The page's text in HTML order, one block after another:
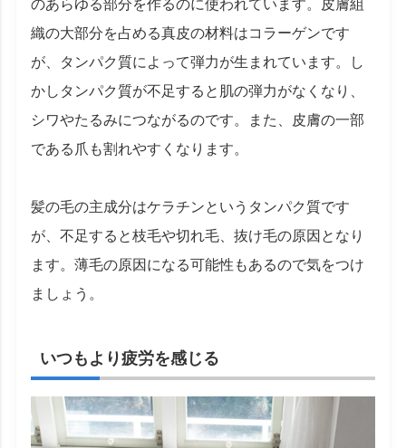
のあらゆる部分を作るのに使われています。皮膚組
織の大部分を占める真皮の材料はコラーゲンです
が、タンパク質によって弾力が生まれています。し
かしタンパク質が不足すると肌の弾力がなくなり、
シワやたるみにつながるのです。また、皮膚の一部
である爪も割れやすくなります。
髪の毛の主成分はケラチンというタンパク質です
が、不足すると枝毛や切れ毛、抜け毛の原因となり
ます。薄毛の原因になる可能性もあるので気をつけ
ましょう。
いつもより疲労を感じる